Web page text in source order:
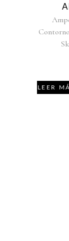
LEER